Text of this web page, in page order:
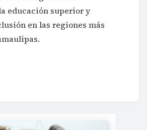
educación superior y
en las regiones más